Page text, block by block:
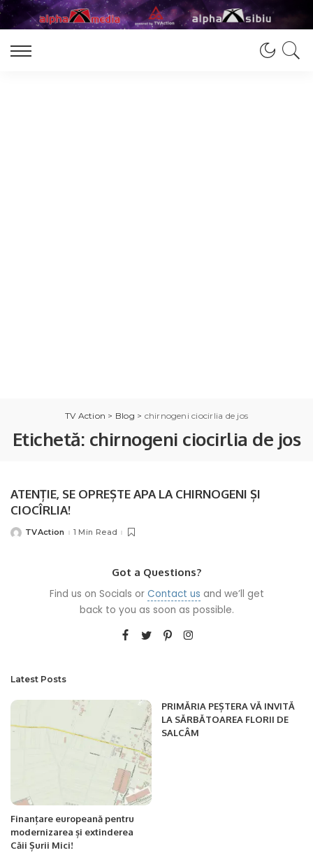
TV Action > Blog > chirnogeni ciocirlia de jos
Etichetă: chirnogeni ciocirlia de jos
ATENȚIE, SE OPREȘTE APA LA CHIRNOGENI ȘI
CIOCÎRLIA!
PostedTVAction 1 Min Read
Got a Questions?
Find us on Socials or Contact us and we’ll get
back to you as soon as possible.
Latest Posts
Finanțare europeană pentru
modernizarea și extinderea
Căii Șurii Mici!
PRIMĂRIA PEȘTERA VĂ INVITĂ
LA SĂRBĂTOAREA FLORII DE
SALCÂM